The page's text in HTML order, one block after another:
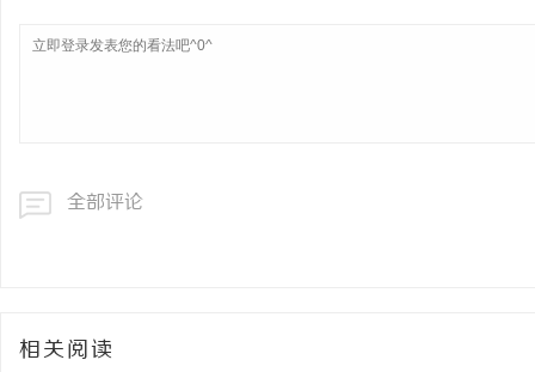
全部评论
相关阅读